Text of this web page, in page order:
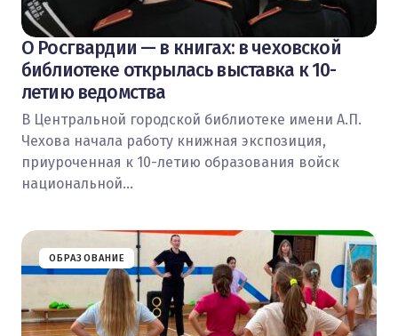
О Росгвардии — в книгах: в чеховской
библиотеке открылась выставка к 10-
летию ведомства
В Центральной городской библиотеке имени А.П.
Чехова начала работу книжная экспозиция,
приуроченная к 10-летию образования войск
национальной…
ОБРАЗОВАНИЕ